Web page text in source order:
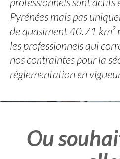
Pyrénées mais pas
de quasiment 40.71 km²
les professionnels qui
nos contraintes pour la
réglementation en
Ou